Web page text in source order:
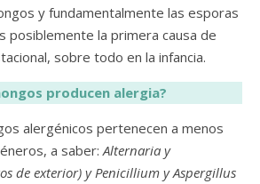
y fundamentalmente las esporas
posiblemente la primera causa de
sobre todo en la infancia.
producen alergia?
alergénicos pertenecen a menos
a saber:Alternaria y
de exterior) y Penicillium yAspergillus